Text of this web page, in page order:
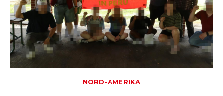
NORD-AMERIKA